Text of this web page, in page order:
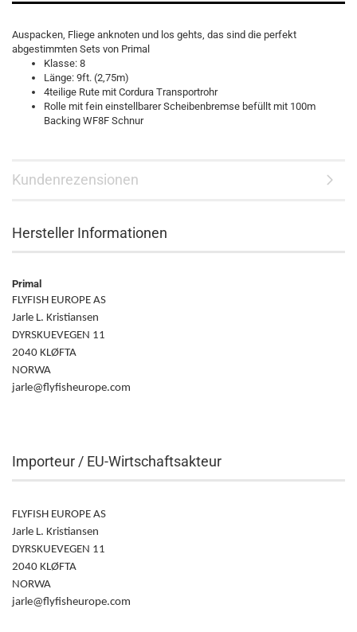
Auspacken, Fliege anknoten und los gehts, das sind die perfekt
abgestimmten Sets von Primal
Klasse: 8
Länge: 9ft. (2,75m)
4teilige Rute mit Cordura Transportrohr
Rolle mit fein einstellbarer Scheibenbremse befüllt mit 100m
Backing WF8F Schnur
Kundenrezensionen
Hersteller Informationen
Primal
FLYFISH EUROPE AS
Jarle L. Kristiansen
DYRSKUEVEGEN 11
2040 KLØFTA
NORWA
jarle@flyfisheurope.com
Importeur / EU-Wirtschaftsakteur
FLYFISH EUROPE AS
Jarle L. Kristiansen
DYRSKUEVEGEN 11
2040 KLØFTA
NORWA
jarle@flyfisheurope.com